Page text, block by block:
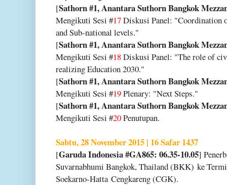
[Sathorn #1, Anantara Suthorn Bangkok
Mengikuti Sesi #17Diskusi Panel:
and Sub-national levels."
[Sathorn #1, Anantara Suthorn Bangkok
Mengikuti Sesi #18Diskusi Panel: "The role of
realizing Education 2030."
[Sathorn #1, Anantara Suthorn Bangkok
Mengikuti Sesi #19Plenary: "Next Steps."
[Sathorn #1, Anantara Suthorn Bangkok
Mengikuti Sesi #20Penutupan.
Sabtu, 28 November 2015 | 16 Safar 1437
[Garuda Indonesia #GA865: 06.35-10.05]
Suvarnabhumi Bangkok, Thailand (BKK) ke
Soekarno-Hatta Cengkareng (CGK).